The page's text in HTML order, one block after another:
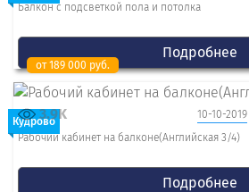
Балкон с подсветкой пола и потолка
Подробнее
Кудрово
от 189 000 руб.
10-10-2019
3.9K
Рабочий кабинет на балконе(Английская 3/4)
Подробнее